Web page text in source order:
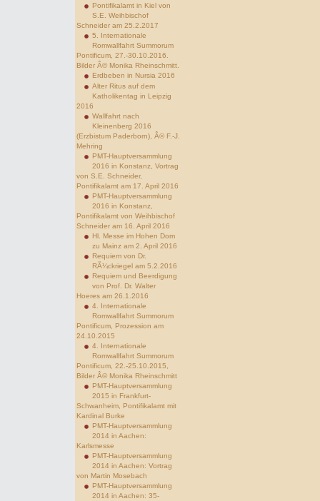
Pontifikalamt in Kiel von
S.E. Weihbischof
Schneider am 25.2.2017
5. Internationale
Romwallfahrt Summorum
Pontificum, 27.-30.10.2016.
Bilder Â© Monika Rheinschmitt.
Erdbeben in Nursia 2016
Alter Ritus auf dem
Katholikentag in Leipzig
2016
Wallfahrt nach
Kleinenberg 2016
(Erzbistum Paderborn), Â© F.-J.
Mehring
PMT-Hauptversammlung
2016 in Konstanz, Vortrag
von S.E. Schneider,
Pontifikalamt am 17. April 2016
PMT-Hauptversammlung
2016 in Konstanz,
Pontifikalamt von Weihbischof
Schneider am 16. April 2016
Hl. Messe im Hohen Dom
zu Mainz am 2. April 2016
Requiem von Dr.
RÃ¼ckriegel am 5.2.2016
Requiem und Beerdigung
von Prof. Dr. Walter
Hoeres am 26.1.2016
4. Internationale
Romwallfahrt Summorum
Pontificum, Prozession am
24.10.2015
4. Internationale
Romwallfahrt Summorum
Pontificum, 22.-25.10.2015,
Bilder Â© Monika Rheinschmitt
PMT-Hauptversammlung
2015 in Frankfurt-
Schwanheim, Pontifikalamt mit
Kardinal Burke
PMT-Hauptversammlung
2014 in Aachen:
Karlsmesse
PMT-Hauptversammlung
2014 in Aachen: Vortrag
von Martin Mosebach
PMT-Hauptversammlung
2014 in Aachen: 35-